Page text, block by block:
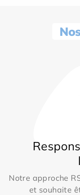
Notre approche
et souhaite